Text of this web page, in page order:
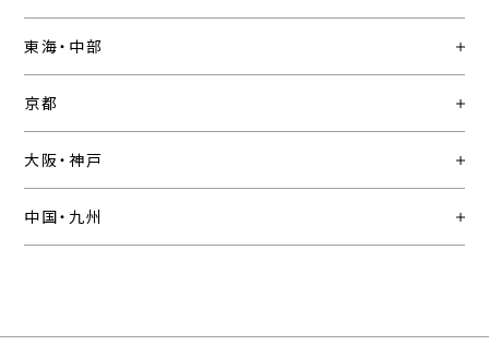
東海・中部
京都
大阪・神戸
中国・九州